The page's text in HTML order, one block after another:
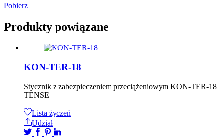
Pobierz
Produkty powiązane
KON-TER-18
Stycznik z zabezpieczeniem przeciążeniowym KON-TER-18
TENSE
Lista życzeń
Udział